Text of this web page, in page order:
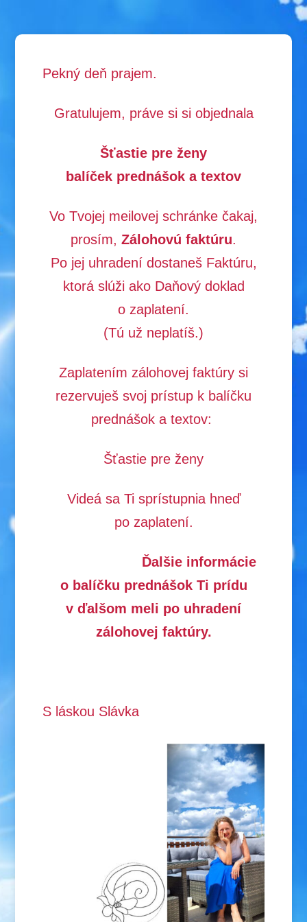
Pekný deň prajem.
Gratulujem, práve si si objednala
Šťastie pre ženy
balíček prednášok a textov
Vo Tvojej meilovej schránke čakaj,
prosím, Zálohovú faktúru.
Po jej uhradení dostaneš Faktúru,
ktorá slúži ako Daňový doklad
o zaplatení.
(Tú už neplatíš.)
Zaplatením zálohovej faktúry si
rezervuješ svoj prístup k balíčku
prednášok a textov:
Šťastie pre ženy
Videá sa Ti sprístupnia hneď
po zaplatení.
Ďalšie informácie
o balíčku prednášok Ti prídu
v ďalšom meli po uhradení
zálohovej faktúry.
S láskou Slávka